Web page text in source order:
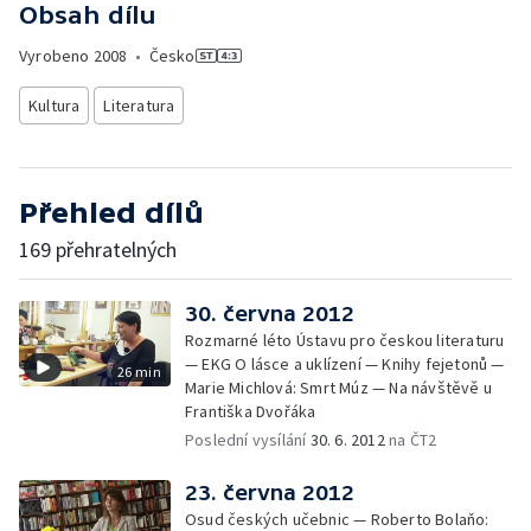
Obsah dílu
Vyrobeno 2008 • Česko
Kultura Literatura
Přehled dílů
169 přehratelných
26 min
30. června 2012
Rozmarné léto Ústavu pro českou literaturu
— EKG O lásce a uklízení — Knihy fejetonů —
Marie Michlová: Smrt Múz — Na návštěvě u
Františka Dvořáka
Poslední vysílání30. 6. 2012na ČT2
23. června 2012
Osud českých učebnic — Roberto Bolaňo: